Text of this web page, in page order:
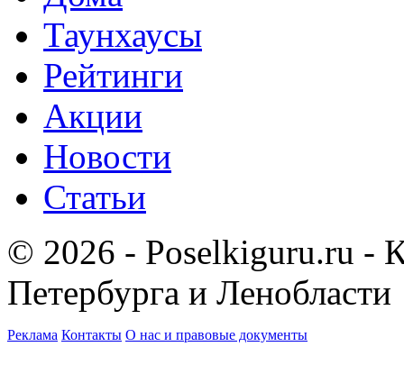
Таунхаусы
Рейтинги
Акции
Новости
Статьи
© 2026 - Poselkiguru.ru -
Петербурга и Ленобласти
Реклама Контакты О нас и правовые документы